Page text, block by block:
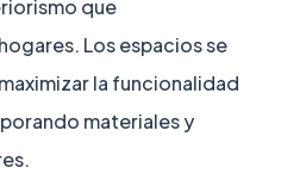
que
Los espacios se
la funcionalidad
materiales y